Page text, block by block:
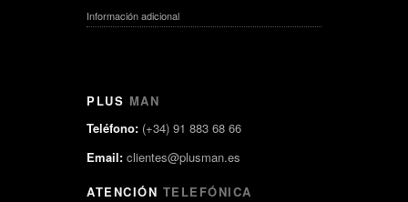
Información adicional
PLUS MAN
Teléfono: (+34) 91 883 68 66
Email: clientes@plusman.es
ATENCIÓN TELEFÓNICA